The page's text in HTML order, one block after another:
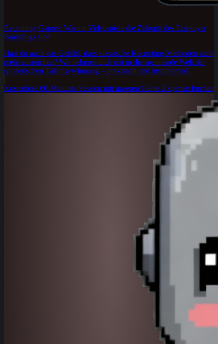
Recruiting-Games: Warum Videospiele die Zukunft des Employer
Brandings sind
Hast du auch das Gefühl, dass klassische Recruiting-Methoden nicht
mehr ausreichen? Wir nehmen dich mit in die spannende Welt der
spielerischen Talentgewinnung – praxisnah und inspirierend!
Kostenlose 60-Minuten-Session mit unseren Game-Experten buchen